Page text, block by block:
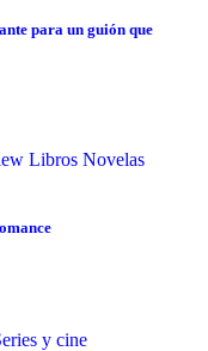
para un guión que
Libros Novelas
y cine